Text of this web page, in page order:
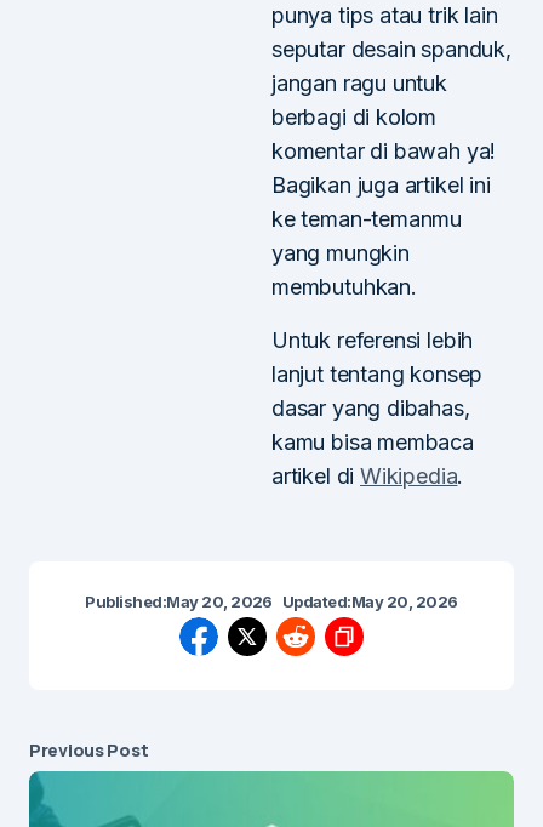
punya tips atau trik lain
seputar desain spanduk,
jangan ragu untuk
berbagi di kolom
komentar di bawah ya!
Bagikan juga artikel ini
ke teman-temanmu
yang mungkin
membutuhkan.
Untuk referensi lebih
lanjut tentang konsep
dasar yang dibahas,
kamu bisa membaca
artikel diWikipedia.
Published:May 20, 2026 Updated:May 20, 2026
Previous Post